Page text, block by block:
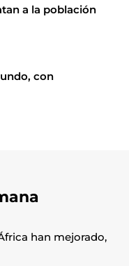
a la población
con
han mejorado,